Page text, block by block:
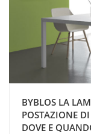
BYBLOS LA
POSTAZIONE
DOVE E